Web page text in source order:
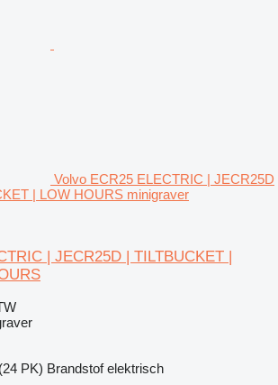
Volvo ECR25 ELECTRIC | JECR25D
| LOW HOURS minigraver
| JECR25D | TILTBUCKET |
PK) Brandstof elektrisch